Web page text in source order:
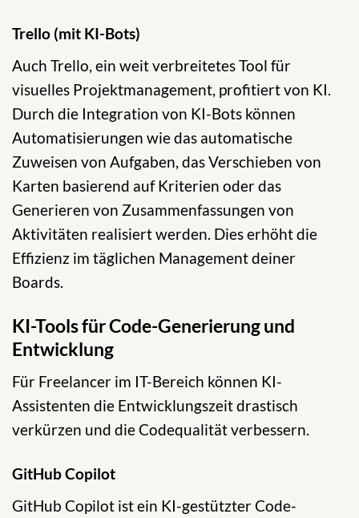
Trello (mit KI-Bots)
Auch Trello, ein weit verbreitetes Tool für
visuelles Projektmanagement, profitiert von KI.
Durch die Integration von KI-Bots können
Automatisierungen wie das automatische
Zuweisen von Aufgaben, das Verschieben von
Karten basierend auf Kriterien oder das
Generieren von Zusammenfassungen von
Aktivitäten realisiert werden. Dies erhöht die
Effizienz im täglichen Management deiner
Boards.
KI-Tools für Code-Generierung und
Entwicklung
Für Freelancer im IT-Bereich können KI-
Assistenten die Entwicklungszeit drastisch
verkürzen und die Codequalität verbessern.
GitHub Copilot
GitHub Copilot ist ein KI-gestützter Code-